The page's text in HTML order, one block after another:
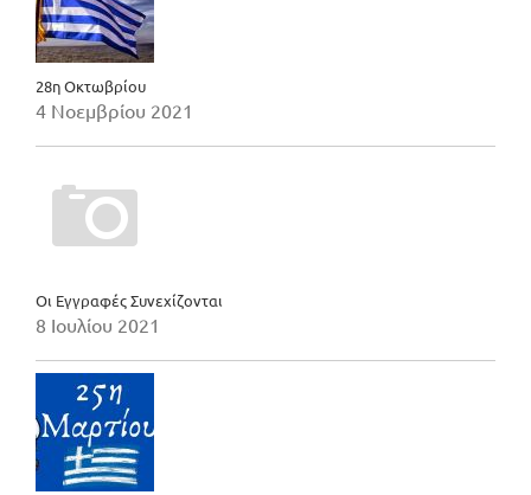
28η Οκτωβρίου
4 Νοεμβρίου 2021
Οι Εγγραφές Συνεχίζονται
8 Ιουλίου 2021